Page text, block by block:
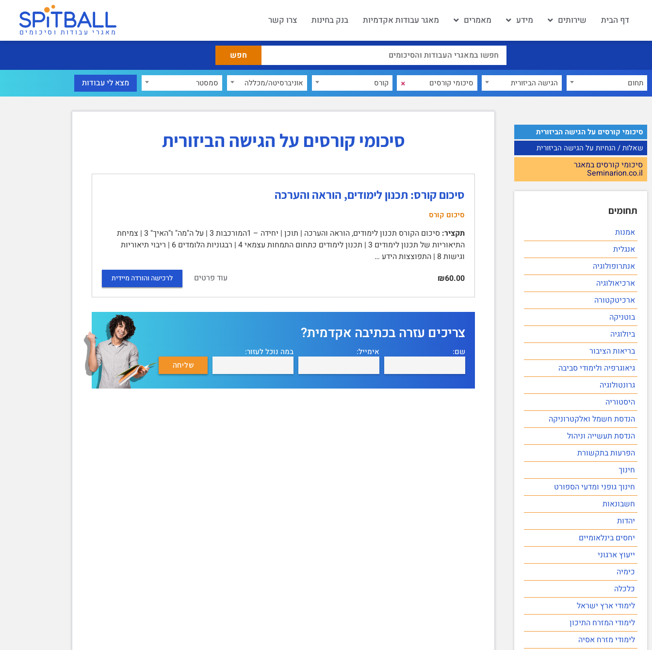
דף הבית שירותים מידע מאמרים מאגר עבודות אקדמיות בנק בחינות צרו קשר
מאגרי עבודות וסיכומים
תחום הגישה הביזורית × קורס אוניברסיטה/מכללה סמסטר
סיכומי קורסים על הגישה הביזורית
שאלות / הנחיות על הגישה הביזורית
סיכומי קורסים במאגר
Seminarion.co.il
תחומים
אמנות
אנגלית
אנתרופולוגיה
ארכיאולוגיה
ארכיטקטורה
בוטניקה
ביולוגיה
בריאות הציבור
גיאוגרפיה ולימודי סביבה
גרונטולוגיה
היסטוריה
הנדסת חשמל ואלקטרוניקה
הנדסת תעשייה וניהול
הפרעות בתקשורת
חינוך
חינוך גופני ומדעי הספורט
חשבונאות
יהדות
יחסים בינלאומיים
ייעוץ ארגוני
כימיה
כלכלה
לימודי ארץ ישראל
לימודי המזרח התיכון
לימודי מזרח אסיה
סיכומי קורסים על הגישה הביזורית
סיכום קורס: תכנון לימודים, הוראה והערכה
סיכום קורס
תקציר:
סיכום הקורס תכנון לימודים, הוראה והערכה | תוכן | יחידה – 1המורכבות 3 | על ה"מה" ו"האיך" 3 | צמיחת
התיאוריות של תכנון לימודים 3 | תכנון לימודים כתחום התמחות עצמאי 4 | רבגוניות הלומדים 6 | ריבוי תיאוריות
וגישות 8 | התפוצצות הידע …
₪60.00
עוד פרטים לרכישה והורדה מיידית
צריכים עזרה בכתיבה אקדמית?
שם: אימייל: במה נוכל לעזור: